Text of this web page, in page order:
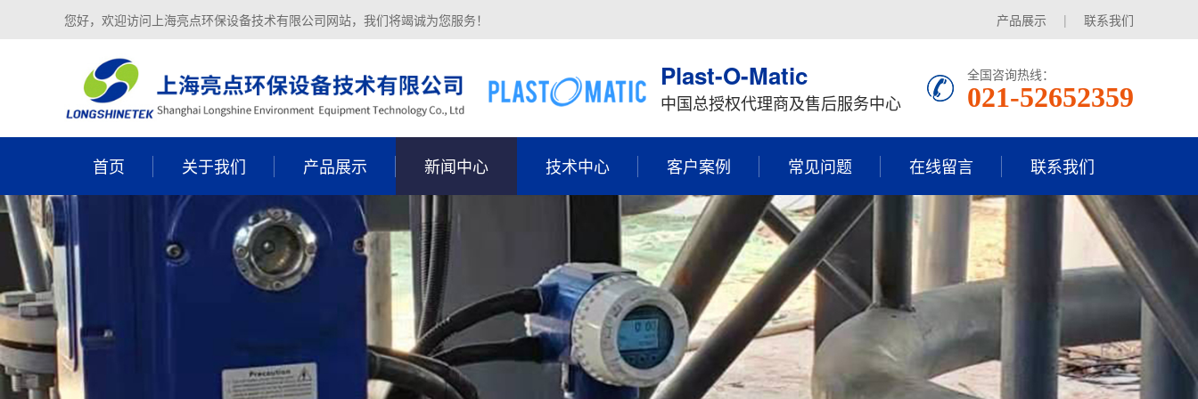
产品展示 | 联系我们
您好，欢迎访问上海亮点环保设备技术有限公司网站，我们将竭诚为您服务！
Plast-O-Matic
中国总授权代理商及售后服务中心
全国咨询热线：
021-52652359
首页 关于我们 产品展示 新闻中心 技术中心 客户案例 常见问题 在线留言 联系我们